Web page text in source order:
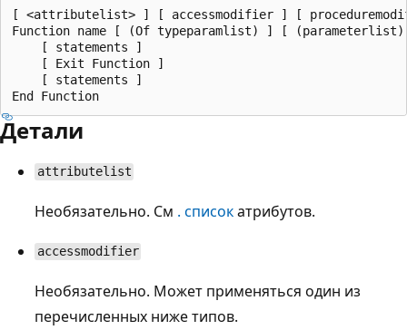
[ <attributelist> ] [ accessmodifier ] [
Function name [ (Of typeparamlist) ] [
    [ statements ]
    [ Exit Function ]
    [ statements ]
Детали
attributelist
Необязательно. См . списокатрибутов.
accessmodifier
Необязательно. Может применяться один из
перечисленных ниже типов.